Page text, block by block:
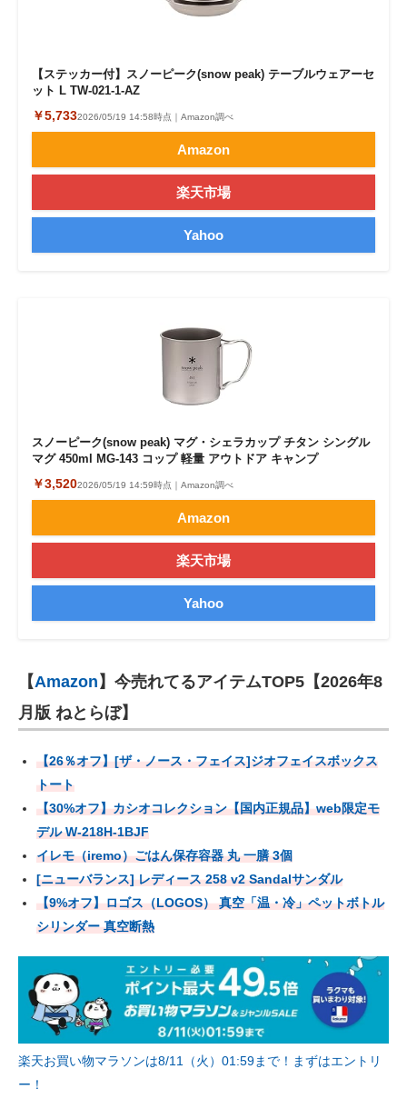
【ステッカー付】スノーピーク(snow peak) テーブルウェアーセ
ット L TW-021-1-AZ
￥5,7332026/05/19 14:58時点｜Amazon調べ
Amazon
楽天市場
Yahoo
スノーピーク(snow peak) マグ・シェラカップ チタン シングル
マグ 450ml MG-143 コップ 軽量 アウトドア キャンプ
￥3,5202026/05/19 14:59時点｜Amazon調べ
Amazon
楽天市場
Yahoo
【Amazon 】今売れてるアイテムTOP5【2026年8
月版 ねとらぼ】
【26％オフ】[ザ・ノース・フェイス]ジオフェイスボックス
トート
【30%オフ】カシオコレクション【国内正規品】web限定モ
デル W-218H-1BJF
イレモ（iremo）ごはん保存容器 丸 一膳 3個
[ニューバランス] レディース 258 v2 Sandalサンダル
【9%オフ】ロゴス（LOGOS） 真空「温・冷」ペットボトル
シリンダー 真空断熱
楽天お買い物マラソンは8/11（火）01:59まで！まずはエントリ
ー！